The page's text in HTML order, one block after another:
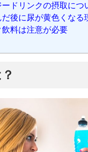
ドリンクの摂取につ
後に尿が黄色くなる
料は注意が必要